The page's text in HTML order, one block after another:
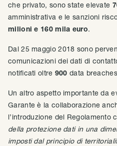
che privato, sono state elevate
amministrativa e le sanzioni
milioni e 160 mila euro.
Dal 25 maggio 2018 sono
comunicazioni dei dati di
notificati oltre 900 data
Un altro aspetto importante da
Garante è la collaborazione
l’introduzione del Regolamento
della protezione dati in una
imposti dal principio di